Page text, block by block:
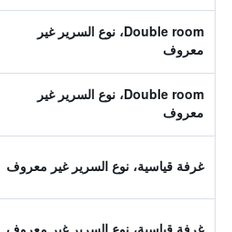
Double room، نوع السرير غير
معروف
Double room، نوع السرير غير
معروف
غرفة قياسية، نوع السرير غير معروف
غرفة قياسية، نوع السرير غير معروف